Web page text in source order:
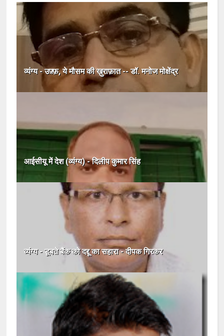
व्यंग्य - उफ़्फ़, ये मौसम की ख़ुराफ़ात -- डॉ. मनोज मोक्षेंद्र
आईसीयू में देश (व्यंग्य) - दिलीप कुमार सिंह
व्यंग्य - डूबते बैंक को दद्दू का सहारा - दीपक गिरकर